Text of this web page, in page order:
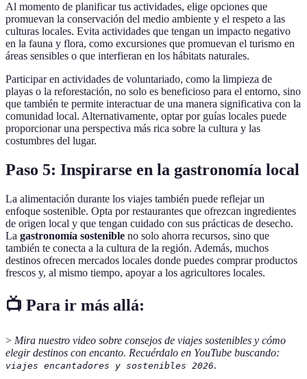
Al momento de planificar tus actividades, elige opciones que
promuevan la conservación del medio ambiente y el respeto a las
culturas locales. Evita actividades que tengan un impacto negativo
en la fauna y flora, como excursiones que promuevan el turismo en
áreas sensibles o que interfieran en los hábitats naturales.
Participar en actividades de voluntariado, como la limpieza de
playas o la reforestación, no solo es beneficioso para el entorno, sino
que también te permite interactuar de una manera significativa con la
comunidad local. Alternativamente, optar por guías locales puede
proporcionar una perspectiva más rica sobre la cultura y las
costumbres del lugar.
Paso 5: Inspirarse en la gastronomía local
La alimentación durante los viajes también puede reflejar un
enfoque sostenible. Opta por restaurantes que ofrezcan ingredientes
de origen local y que tengan cuidado con sus prácticas de desecho.
La gastronomía sostenible no solo ahorra recursos, sino que
también te conecta a la cultura de la región. Además, muchos
destinos ofrecen mercados locales donde puedes comprar productos
frescos y, al mismo tiempo, apoyar a los agricultores locales.
📺 Para ir más allá:
> Mira nuestro video sobre consejos de viajes sostenibles y cómo
elegir destinos con encanto. Recuérdalo en YouTube buscando:
viajes encantadores y sostenibles 2026.